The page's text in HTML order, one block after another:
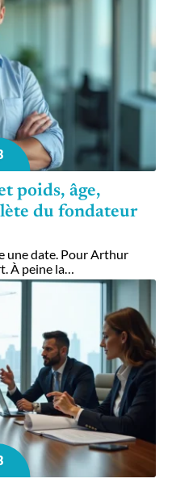
poids, âge,
du fondateur
une date. Pour Arthur
À peine la…